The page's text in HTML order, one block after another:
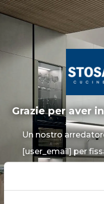
Grazie per aver
Un nostro
[user_email] per
gratuito e per